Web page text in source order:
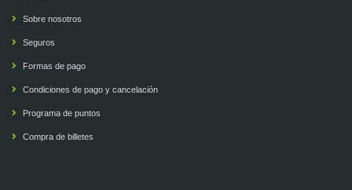
Sobre nosotros
Seguros
Formas de pago
Condiciones de pago y cancelación
Programa de puntos
Compra de billetes